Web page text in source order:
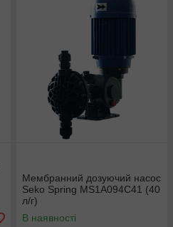
Мембранний дозуючий насос
Seko Spring MS1A094C41 (40
л/г)
В наявності